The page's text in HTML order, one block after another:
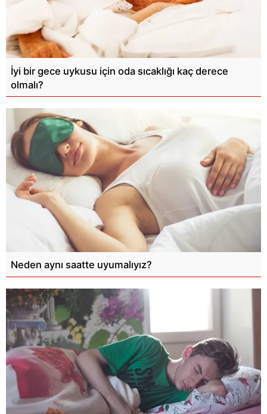
İyi bir gece uykusu için oda sıcaklığı kaç derece
olmalı?
Neden aynı saatte uyumalıyız?